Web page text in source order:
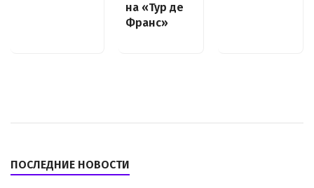
на «Тур де
Франс»
ПОСЛЕДНИЕ НОВОСТИ